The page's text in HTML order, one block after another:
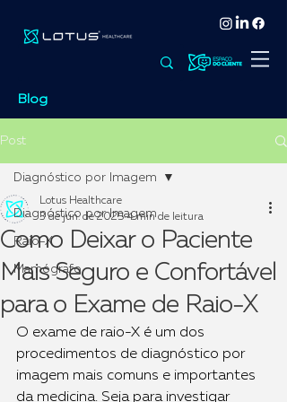
Blog
Post
Diagnóstico por Imagem
Raio-X
Mamógrafo
Diagnóstico por Imagem
Como Deixar o Paciente
Mais Seguro e Confortável
para o Exame de Raio-X
Lotus Healthcare
3 de jun. de 2025 4 min de leitura
O exame de raio-X é um dos
procedimentos de diagnóstico por
imagem mais comuns e importantes
da medicina. Seja para investigar